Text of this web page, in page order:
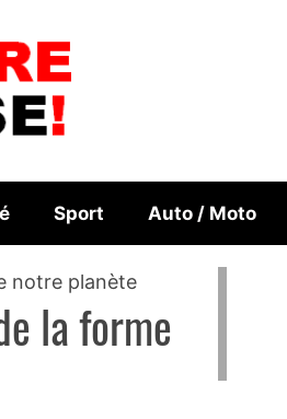
Sport Auto / Moto
notre planète
la forme